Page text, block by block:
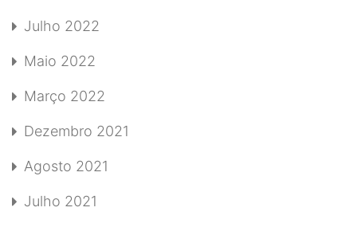
Julho 2022
Maio 2022
Março 2022
Dezembro 2021
Agosto 2021
Julho 2021